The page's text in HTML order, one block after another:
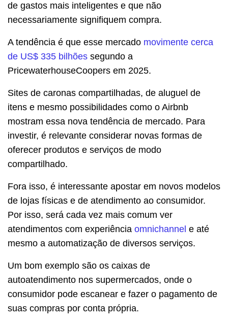
de gastos mais inteligentes e que não
necessariamente signifiquem compra.
A tendência é que esse mercado movimente cerca
de US$ 335 bilhões segundo a
PricewaterhouseCoopers em 2025.
Sites de caronas compartilhadas, de aluguel de
itens e mesmo possibilidades como o Airbnb
mostram essa nova tendência de mercado. Para
investir, é relevante considerar novas formas de
oferecer produtos e serviços de modo
compartilhado.
Fora isso, é interessante apostar em novos modelos
de lojas físicas e de atendimento ao consumidor.
Por isso, será cada vez mais comum ver
atendimentos com experiência omnichannel e até
mesmo a automatização de diversos serviços.
Um bom exemplo são os caixas de
autoatendimento nos supermercados, onde o
consumidor pode escanear e fazer o pagamento de
suas compras por conta própria.